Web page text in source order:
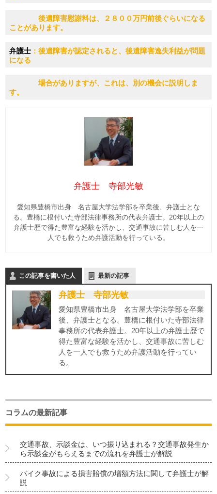
後遺障害慰謝料は、２８００万円前後ぐらいになる
ことがあります。
弁護士：後遺障害が認定されると、後遺障害逸失利益が問題
になる
場合がありますが、これは、別の機会に説明しま
す。
弁護士 寺部光敏
愛知県豊橋市出身 名古屋大学法学部を卒業後、弁護士とな
る。豊橋に根付いた寺部法律事務所の代表弁護士。20年以上の
弁護士歴で得た豊富な経験を活かし、交通事故に苦しむ人を一
人でも救うため弁護活動を行っている。
この記事を書いた人 最新の記事
弁護士 寺部光敏
愛知県豊橋市出身 名古屋大学法学部を卒業
後、弁護士となる。豊橋に根付いた寺部法律
事務所の代表弁護士。20年以上の弁護士歴で
得た豊富な経験を活かし、交通事故に苦しむ
人を一人でも救うため弁護活動を行ってい
る。
コラムの最新記事
交通事故、示談金は、いつ振り込まれる？交通事故発生か
ら示談金がもらえるまでの流れを弁護士が解説
バイク事故による損害賠償の増額方法に関して弁護士が解
説